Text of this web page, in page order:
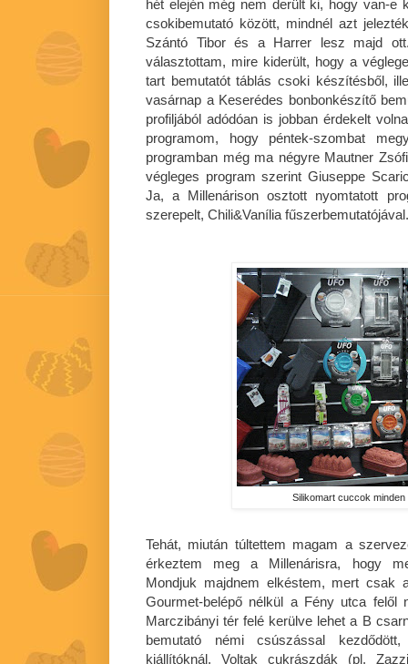
hét elején még nem derült ki, hogy van-e
csokibemutató között, mindnél azt
Szántó Tibor és a Harrer lesz majd
választottam, mire kiderült, hogy a
tart bemutatót táblás csoki készítésből,
vasárnap a Keserédes bonbonkészítő
profiljából adódóan is jobban érdekelt
programom, hogy péntek-szombat
programban még ma négyre Mautner
végleges program szerint Giuseppe
Ja, a Millenárison osztott nyomtatott
szerepelt, Chili&Vanília
Silikomart cuccok
Tehát, miután túltettem magam a
érkeztem meg a Millenárisra, hogy
Mondjuk majdnem elkéstem, mert csak
Gourmet-belépő nélkül a Fény utca
Marczibányi tér felé kerülve lehet a B
bemutató némi csúszással
kiállítóknál. Voltak cukrászdák (pl.